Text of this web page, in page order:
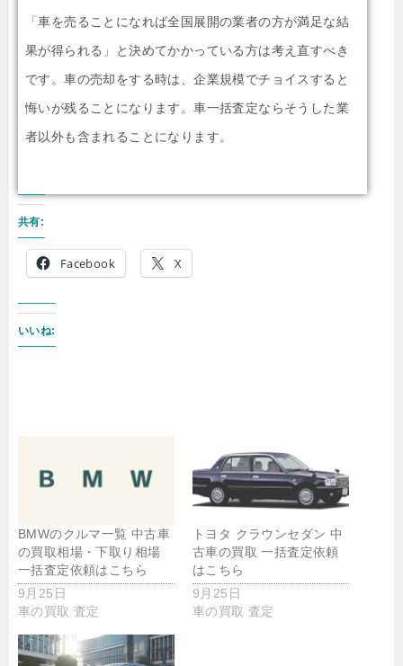
「車を売ることになれば全国展開の業者の方が満足な結
果が得られる」と決めてかかっている方は考え直すべき
です。車の売却をする時は、企業規模でチョイスすると
悔いが残ることになります。車一括査定ならそうした業
者以外も含まれることになります。
共有:
Facebook X
いいね:
BMWのクルマ一覧 中古車
の買取相場・下取り相場
一括査定依頼はこちら
9月25日
車の買取 査定
トヨタ クラウンセダン 中
古車の買取 一括査定依頼
はこちら
9月25日
車の買取 査定